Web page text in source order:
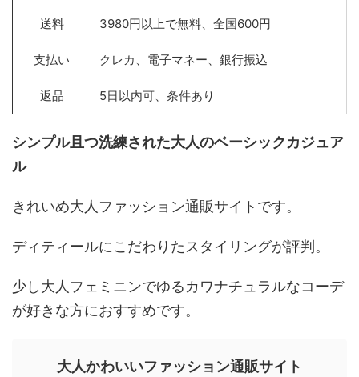
送料 3980円以上で無料、全国600円
支払い クレカ、電子マネー、銀行振込
返品 5日以内可、条件あり
シンプル且つ洗練された大人のベーシックカジュア
ル
きれいめ大人ファッション通販サイトです。
ディティールにこだわりたスタイリングが評判。
少し大人フェミニンでゆるカワナチュラルなコーデ
が好きな方におすすめです。
大人かわいいファッション通販サイト